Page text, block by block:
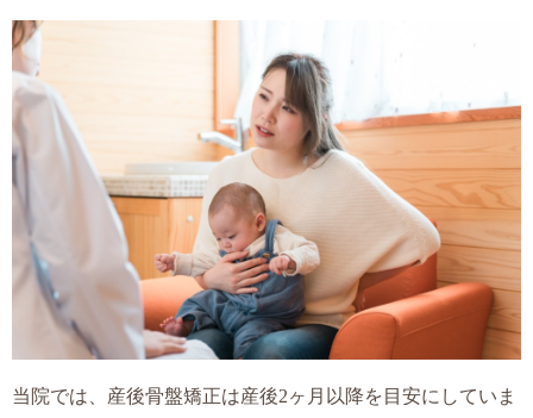
当院では、産後骨盤矯正は産後2ヶ月以降を目安にしていま